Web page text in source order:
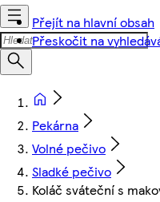
Přejít na hlavní obsah
Přeskočit na
Pekárna
Volné pečivo
Sladké pečivo
Koláč sváteční s